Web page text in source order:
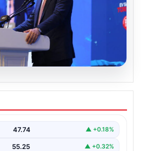
Devlet yönetimi ciddi bir
sosyal konut projesi ve…
47.74 ▲ +0.18%
55.25 ▲ +0.32%